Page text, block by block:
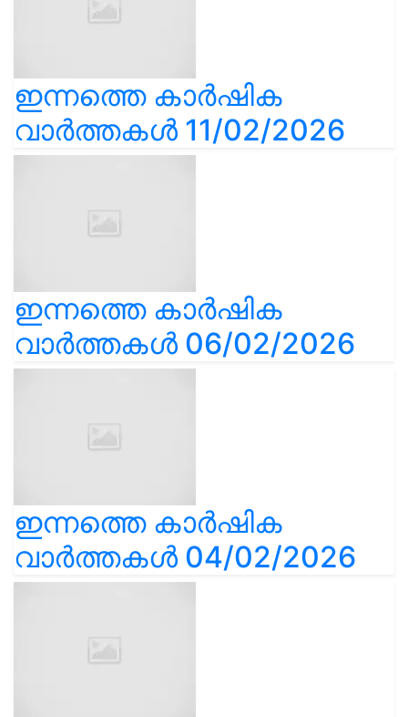
ഇന്നത്തെ കാർഷിക
വാർത്തകൾ 11/02/2026
ഇന്നത്തെ കാർഷിക
വാർത്തകൾ 06/02/2026
ഇന്നത്തെ കാർഷിക
വാർത്തകൾ 04/02/2026